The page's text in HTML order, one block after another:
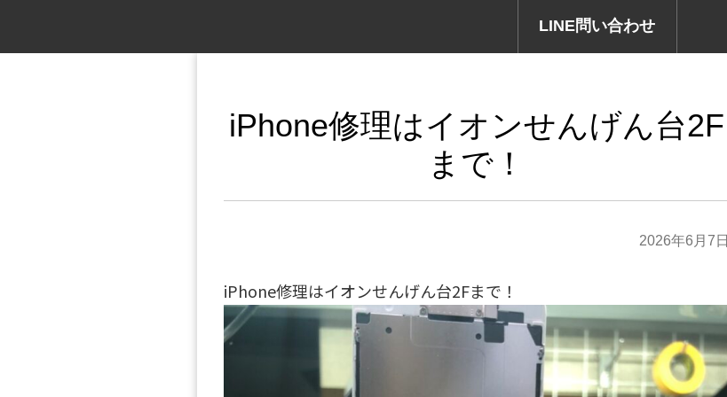
LINE問い合わせ
iPhone修理はイオンせんげん台2F
まで！
2026年6月7日
iPhone修理はイオンせんげん台2Fまで！